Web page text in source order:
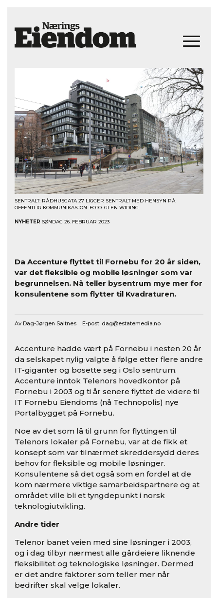
SENTRALT: RÅDHUSGATA 27 LIGGER SENTRALT MED HENSYN PÅ
OFFENTLIG KOMMUNIKASJON. FOTO: GLEN WIDING.
NYHETER SØNDAG 26. FEBRUAR 2023
Da Accenture flyttet til Fornebu for 20 år siden,
var det fleksible og mobile løsninger som var
begrunnelsen. Nå teller bysentrum mye mer for
konsulentene som flytter til Kvadraturen.
Av Dag-Jørgen Saltnes E-post: dag@estatemedia.no
Accenture hadde vært på Fornebu i nesten 20 år
da selskapet nylig valgte å følge etter flere andre
IT-giganter og bosette seg i Oslo sentrum.
Accenture inntok Telenors hovedkontor på
Fornebu i 2003 og ti år senere flyttet de videre til
IT Fornebu Eiendoms (nå Technopolis) nye
Portalbygget på Fornebu.
Noe av det som lå til grunn for flyttingen til
Telenors lokaler på Fornebu, var at de fikk et
konsept som var tilnærmet skreddersydd deres
behov for fleksible og mobile løsninger.
Konsulentene så det også som en fordel at de
kom nærmere viktige samarbeidspartnere og at
området ville bli et tyngdepunkt i norsk
teknologiutvikling.
Andre tider
Telenor banet veien med sine løsninger i 2003,
og i dag tilbyr nærmest alle gårdeiere liknende
fleksibilitet og teknologiske løsninger. Dermed
er det andre faktorer som teller mer når
bedrifter skal velge lokaler.